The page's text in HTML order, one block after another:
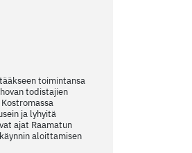
toimintansa
todistajien
ja lyhyitä
ajat Raamatun
aloittamisen